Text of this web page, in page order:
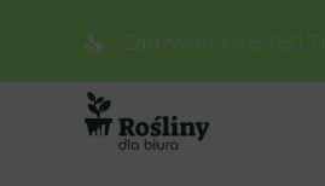
Zadzwoń + 48 780